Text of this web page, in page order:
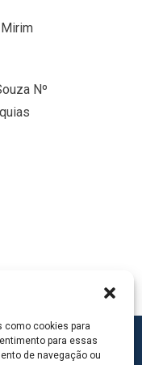
como cookies para
para essas
de navegação ou
Nº